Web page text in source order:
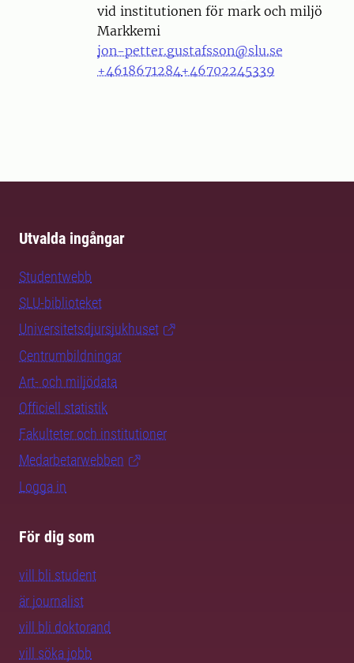
vid institutionen för mark och miljö
Markkemi
jon-petter.gustafsson@slu.se
+4618671284+46702245339
Utvalda ingångar
Studentwebb
SLU-biblioteket
Universitetsdjursjukhuset
Centrumbildningar
Art- och miljödata
Officiell statistik
Fakulteter och institutioner
Medarbetarwebben
Logga in
För dig som
vill bli student
är journalist
vill bli doktorand
vill söka jobb